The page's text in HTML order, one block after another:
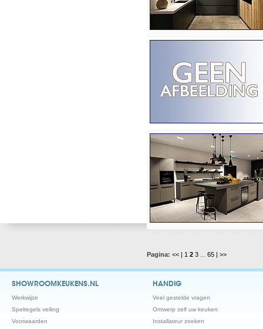
Pagina: << | 1 2 3 65 | >>
SHOWROOMKEUKENS.NL
Werkwijze
Spelregels veiling
Voorwaarden
HANDIG
Veel gestelde vragen
Ontwerp zelf uw keuken
Installateur zoeken